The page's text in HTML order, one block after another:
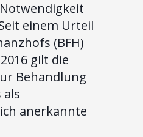
einem Urteil
(BFH)
gilt die
Behandlung
als
anerkannte